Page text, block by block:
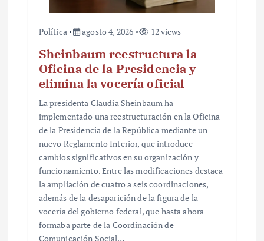
Política agosto 4, 2026 12 views
Sheinbaum reestructura la
Oficina de la Presidencia y
elimina la vocería oficial
La presidenta Claudia Sheinbaum ha
implementado una reestructuración en la Oficina
de la Presidencia de la República mediante un
nuevo Reglamento Interior, que introduce
cambios significativos en su organización y
funcionamiento. Entre las modificaciones destaca
la ampliación de cuatro a seis coordinaciones,
además de la desaparición de la figura de la
vocería del gobierno federal, que hasta ahora
formaba parte de la Coordinación de
Comunicación Social…